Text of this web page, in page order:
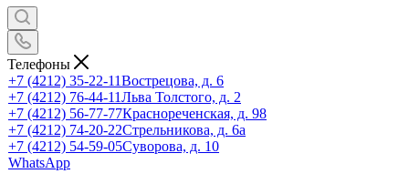
Телефоны
+7 (4212) 35-22-11Вострецова, д. 6
+7 (4212) 76-44-11Льва Толстого, д. 2
+7 (4212) 56-77-77Краснореченская, д. 98
+7 (4212) 74-20-22Стрельникова, д. 6а
+7 (4212) 54-59-05Суворова, д. 10
WhatsApp